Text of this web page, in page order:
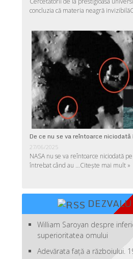
concluzia că materia neagră invizibilă
De ce nu se va reîntoarce niciodată
27/06/2025
NASA nu se va reîntoarce niciodată
întrebat când au …Citește mai mult »
William Saroyan despre
superioritatea omului
Adevărata față a războiului.